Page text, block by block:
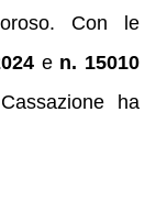
Con le
e n. 15010
ha